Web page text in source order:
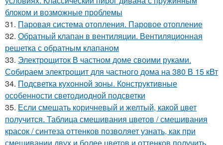
блоком и возможные проблемы
31. Паровая система отопления. Паровое отопление
32. Обратный клапан в вентиляции. Вентиляционная
решетка с обратным клапаном
33. Электрощиток В частном доме своими руками.
Собираем электрощит для частного дома на 380 В 15 кВт
34. Подсветка кухонной зоны. Конструктивные
особенности светодиодной подсветки
35. Если смешать коричневый и желтый, какой цвет
получится. Таблица смешивания цветов / смешивания
красок / синтеза оттенков позволяет узнать, как при
смешивании двух и более цветов и оттенков получить